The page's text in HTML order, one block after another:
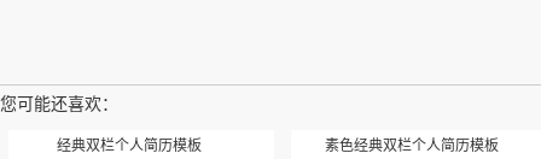
您可能还喜欢：
经典双栏个人简历模板 素色经典双栏个人简历模板